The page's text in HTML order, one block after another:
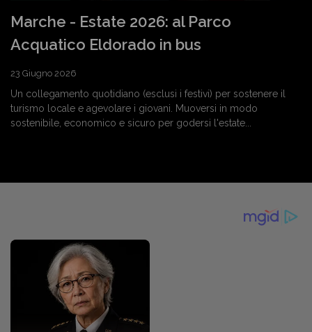
Marche - Estate 2026: al Parco
Acquatico Eldorado in bus
23 Giugno 2026
Un collegamento quotidiano (esclusi i festivi) per sostenere il
turismo locale e agevolare i giovani. Muoversi in modo
sostenibile, economico e sicuro per godersi l'estate...